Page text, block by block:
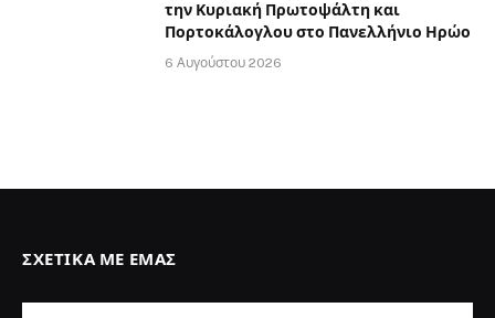
την Κυριακή Πρωτοψάλτη και
Πορτοκάλογλου στο Πανελλήνιο Ηρώο
6 Αυγούστου 2026
ΣΧΕΤΙΚΆ ΜΕ ΕΜΆΣ